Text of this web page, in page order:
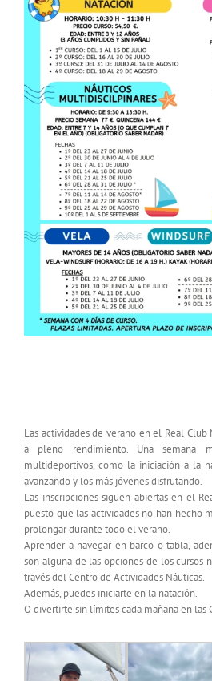
Las actividades de verano en el Real
a pleno rendimiento. Una semana
multideportivos, como la iniciación a la
avanzando y los más jóvenes disfrutando.
Las inscripciones siguen abiertas en el
puesto que las actividades no han hecho
prolongar durante todo el verano.
Aprender a navegar en barco o tabla,
son alguna de las opciones de los cursos
través del Centro de Actividades Náuticas.
Además, puedes iniciarte en la natación.
O divertirte sin límites cada mañana en las